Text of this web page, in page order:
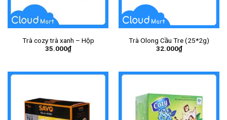
Trà cozy trà xanh – Hộp
35.000₫
Trà Olong Cầu Tre (25*2g)
32.000₫